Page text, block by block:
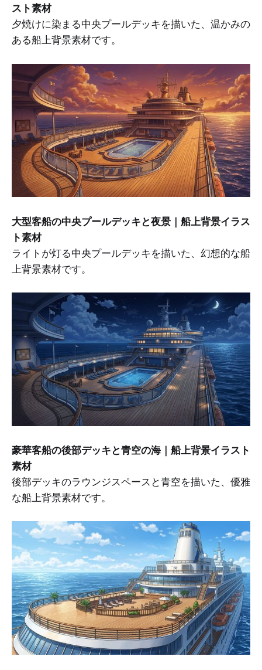
スト素材
夕焼けに染まる中央プールデッキを描いた、温かみの
ある船上背景素材です。
大型客船の中央プールデッキと夜景｜船上背景イラス
ト素材
ライトが灯る中央プールデッキを描いた、幻想的な船
上背景素材です。
豪華客船の後部デッキと青空の海｜船上背景イラスト
素材
後部デッキのラウンジスペースと青空を描いた、優雅
な船上背景素材です。